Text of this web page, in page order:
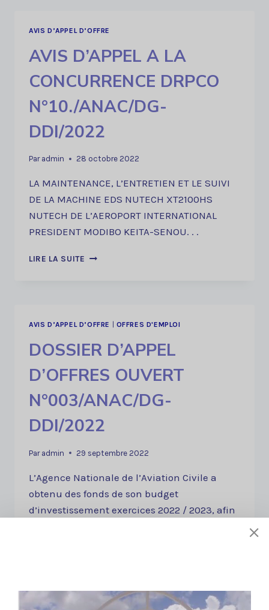
DDI/2023
AVIS D’APPEL D’OFFRE
AVIS D’APPEL A LA
CONCURRENCE DRPCO
N°10./ANAC/DG-
DDI/2022
Par admin 28 octobre 2022
LA MAINTENANCE, L’ENTRETIEN ET LE SUIVI
DE LA MACHINE EDS NUTECH XT2100HS
NUTECH DE L’AEROPORT INTERNATIONAL
PRESIDENT MODIBO KEITA-SENOU. . .
LIRE LA SUITE AVIS
DRPCO
DDI/2022
AVIS D’APPEL D’OFFRE OFFRES D'EMPLOI
DOSSIER D’APPEL
D’OFFRES OUVERT
N°003/ANAC/DG-
DDI/2022
Par admin 29 septembre 2022
L’Agence Nationale de l’Aviation Civile a
obtenu des fonds de son budget
d’investissement exercices 2022 / 2023, afin
paiements au titre des deux marchés relatifs
à la fourniture et…